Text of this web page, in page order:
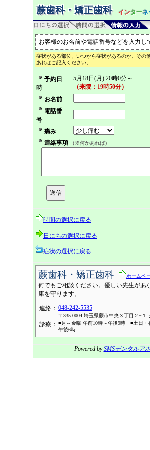
蕨歯科・矯正歯科 インターネ
お客様のお名前や電話番号などを入力し
症状がある部位、いつから症状があるのか。その
あればご記入ください。
予約日
時
5月18日(月) 20時0分～
（来院：19時50分）
お名前
電話番
号
痛み
連絡事項
（※何かあれば）
時間の選択に戻る
日にちの選択に戻る
症状の選択に戻る
蕨歯科・矯正歯科 ホームペ
何でもご相談ください。優しい先生があ
康を守ります。
連絡： 048-242-5535
〒335-0004 埼玉県蕨市中央３丁目２−１
診療：
■月～金曜 午前10時～午後9時 ■土日・
午後6時
Powered bySMSデンタルア